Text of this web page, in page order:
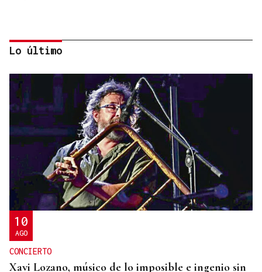
ESPACIO SCHENGEN
Grande-Marlaska comunica a la Unión Europea la
decisión del gobierno de restablecer los controles
con Italia
Lo último
10
AGO
CONCIERTO
Xavi Lozano, músico de lo imposible e ingenio sin